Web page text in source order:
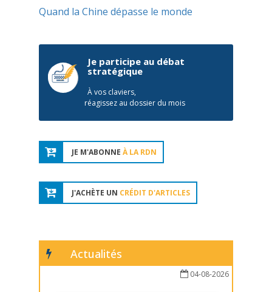
Quand la Chine dépasse le monde
Je participe au débat
stratégique
À vos claviers,
réagissez au dossier du mois
JE M'ABONNE À LA RDN
J'ACHÈTE UN CRÉDIT D'ARTICLES
Actualités
04-08-2026